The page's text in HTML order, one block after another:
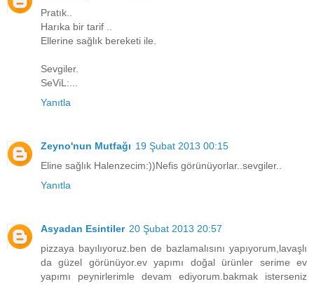
Pratık..
Harıka bir tarif ..
Ellerine sağlık bereketi ile.
Sevgiler.
SeViL:...
Yanıtla
Zeyno'nun Mutfağı 19 Şubat 2013 00:15
Eline sağlık Halenzecim:))Nefis görünüyorlar..sevgiler..
Yanıtla
Asyadan Esintiler 20 Şubat 2013 20:57
pizzaya bayılıyoruz.ben de bazlamalısını yapıyorum,lavaşlı
da güzel görünüyor.ev yapımı doğal ürünler serime ev
yapımı peynirlerimle devam ediyorum.bakmak isterseniz